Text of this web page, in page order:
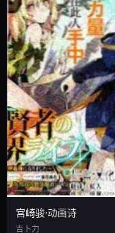
宫崎骏·动画诗
吉卜力